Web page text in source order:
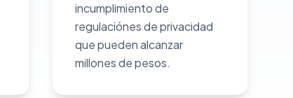
incumplimiento de
regulaciónes de privacidad
que pueden alcanzar
millones de pesos.